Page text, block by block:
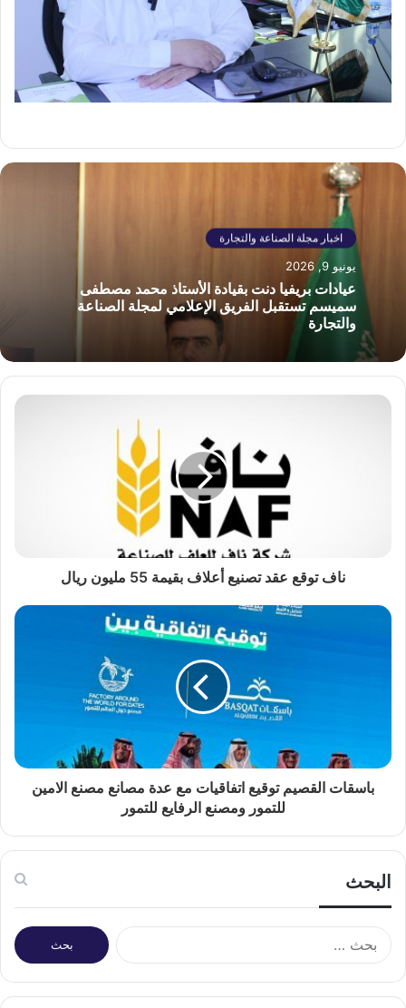
اخبار مجلة الصناعة والتجارة
يونيو 9, 2026
عيادات بريفيا دنت بقيادة الأستاذ محمد مصطفى
سميسم تستقبل الفريق الإعلامي لمجلة الصناعة
والتجارة
ناف توقع عقد تصنيع أعلاف بقيمة 55 مليون ريال
باسقات القصيم توقيع اتفاقيات مع عدة مصانع مصنع الامين
للتمور ومصنع الرفايع للتمور
البحث
البحث
عن: